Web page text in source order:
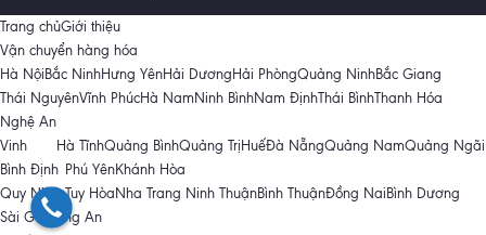
Trang chủGiới thiệu
Vận chuyển hàng hóa
Hà Nội Bắc NinhHưng YênHải Dương Hải PhòngQuảng NinhBắc Giang
Thái NguyênVĩnh PhúcHà NamNinh BìnhNam ĐịnhThái BìnhThanh Hóa
Nghệ An
Vinh
Hà TĩnhQuảng BìnhQuảng Trị HuếĐà NẵngQuảng NamQuảng Ngãi
Bình Định
Quy Nhơn
Phú Yên
Tuy Hòa
Khánh Hòa
Nha Trang Ninh ThuậnBình ThuậnĐồng Nai Bình Dương
Sài GònLong An